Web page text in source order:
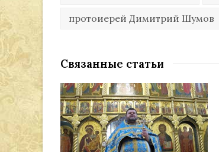
протоиерей Димитрий Шумов
Связанные статьи